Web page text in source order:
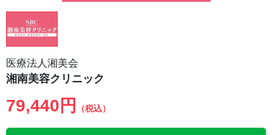
医療法人湘美会
湘南美容クリニック
79,440円 （税込）